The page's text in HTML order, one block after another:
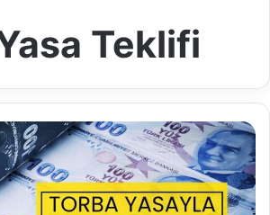
Teklifi